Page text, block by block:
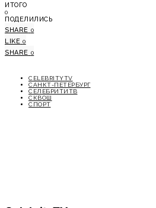
ИТОГО
0
ПОДЕЛИЛИСЬ
SHARE 0
LIKE 0
SHARE 0
CELEBRITYTV
САНКТ-ПЕТЕРБУРГ
СЕЛЕБРИТИТВ
СКВОШ
СПОРТ